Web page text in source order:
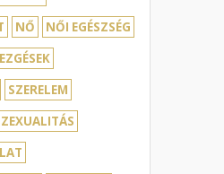
NŐ
NŐI EGÉSZSÉG
SZERELEM